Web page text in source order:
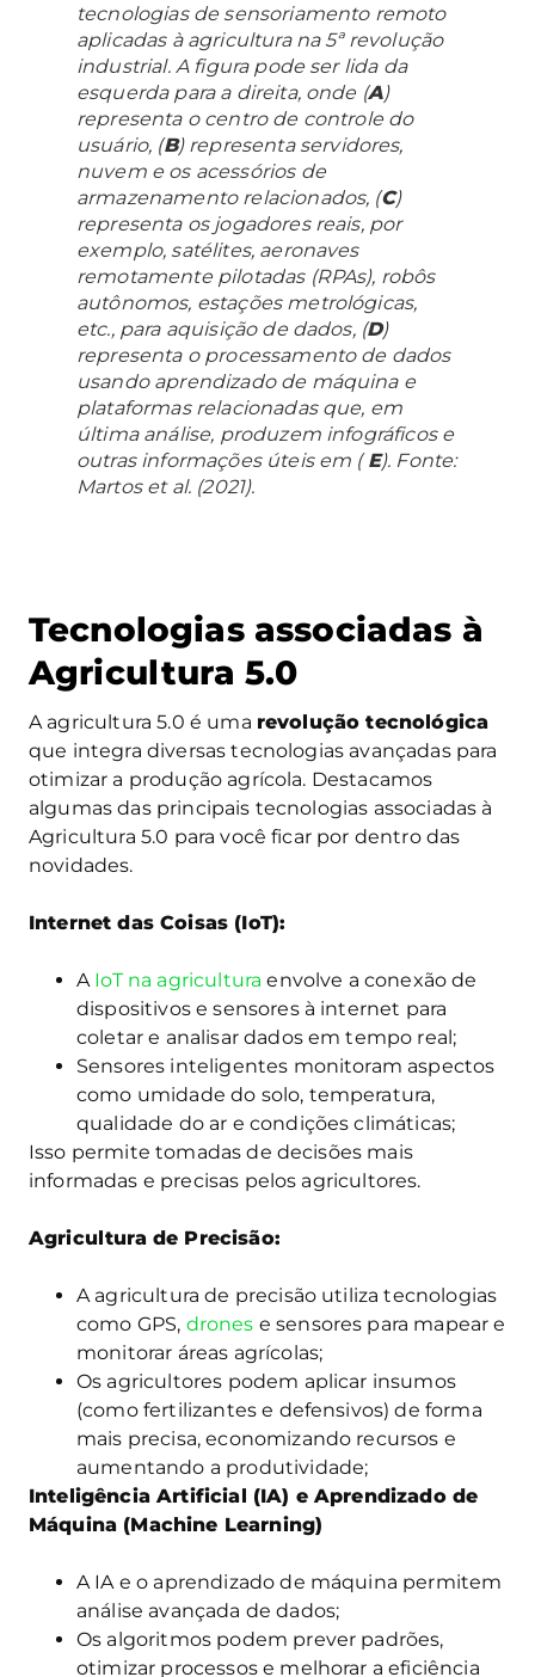
tecnologias de sensoriamento remoto
aplicadas à agricultura na 5ª revolução
industrial. A figura pode ser lida da
esquerda para a direita, onde (A)
representa o centro de controle do
usuário, (B) representa servidores,
nuvem e os acessórios de
armazenamento relacionados, (C)
representa os jogadores reais, por
exemplo, satélites, aeronaves
remotamente pilotadas (RPAs), robôs
autônomos, estações metrológicas,
etc., para aquisição de dados, (D)
representa o processamento de dados
usando aprendizado de máquina e
plataformas relacionadas que, em
última análise, produzem infográficos e
outras informações úteis em (E). Fonte:
Martos et al. (2021).
Tecnologias associadas à
Agricultura 5.0
A agricultura 5.0 é uma revolução tecnológica
que integra diversas tecnologias avançadas para
otimizar a produção agrícola. Destacamos
algumas das principais tecnologias associadas à
Agricultura 5.0 para você ficar por dentro das
novidades.
Internet das Coisas (IoT):
A IoT na agricultura envolve a conexão de
dispositivos e sensores à internet para
coletar e analisar dados em tempo real;
Sensores inteligentes monitoram aspectos
como umidade do solo, temperatura,
qualidade do ar e condições climáticas;
Isso permite tomadas de decisões mais
informadas e precisas pelos agricultores.
Agricultura de Precisão:
A agricultura de precisão utiliza tecnologias
como GPS, drones e sensores para mapear e
monitorar áreas agrícolas;
Os agricultores podem aplicar insumos
(como fertilizantes e defensivos) de forma
mais precisa, economizando recursos e
aumentando a produtividade;
Inteligência Artificial (IA) e Aprendizado de
Máquina (Machine Learning)
A IA e o aprendizado de máquina permitem
análise avançada de dados;
Os algoritmos podem prever padrões,
otimizar processos e melhorar a eficiência